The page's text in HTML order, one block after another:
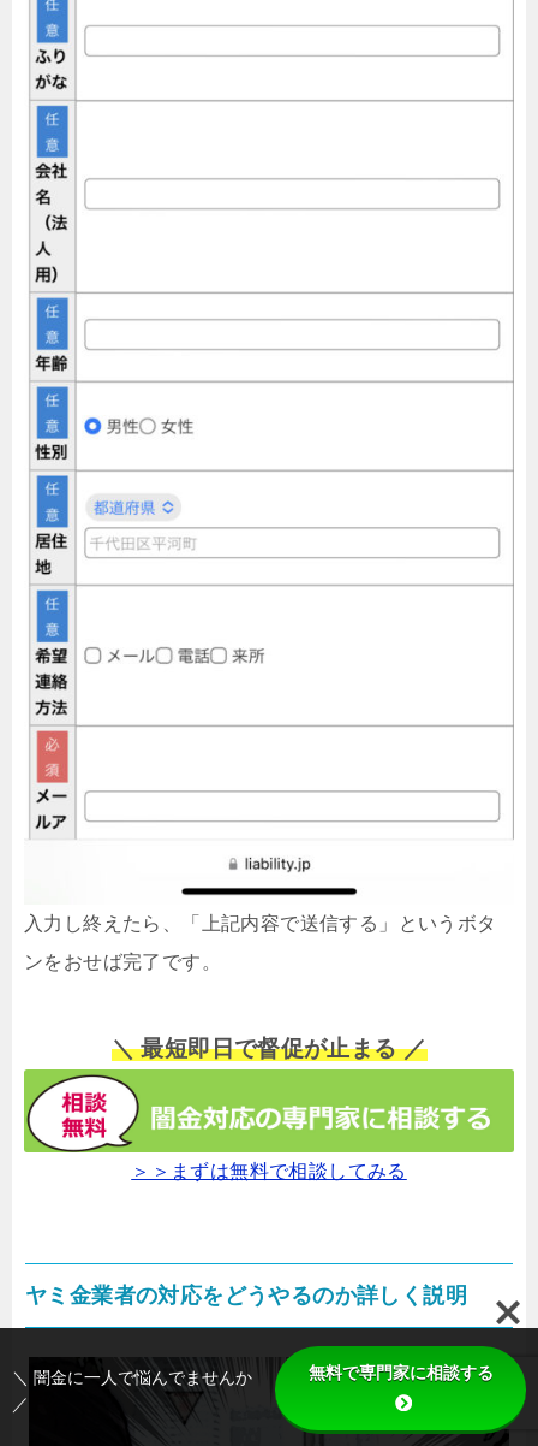
入力し終えたら、「上記内容で送信する」というボタ
ンをおせば完了です。
＼ 最短即日で督促が止まる ／
＞＞まずは無料で相談してみる
ヤミ金業者の対応をどうやるのか詳しく説明
＼ 闇金に一人で悩んでませんか
／
無料で専門家に相談する